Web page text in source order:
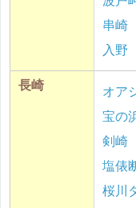
串崎
入野
長崎
オア
宝の
剣崎
塩俵
桜川